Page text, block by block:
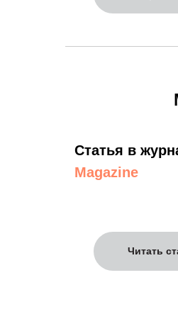
Читать
Статья в
Magazine